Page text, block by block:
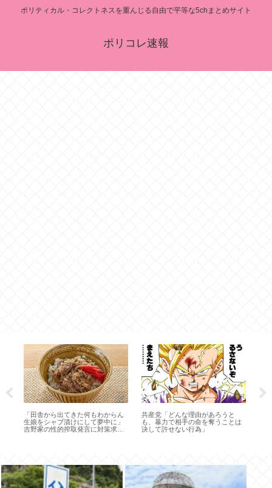
ポリティカル・コレクトネスを重んじる自由で平等な5chまとめサイト
ポリコレ速報
「田舎から出てきた何もわからん
生娘をシャブ漬けにして夢中に」
吉野家の性的搾取発言に対策求め
共産党「どんな理由があろうと
も、暴力で相手の命を奪うことは
決して許せない行為」